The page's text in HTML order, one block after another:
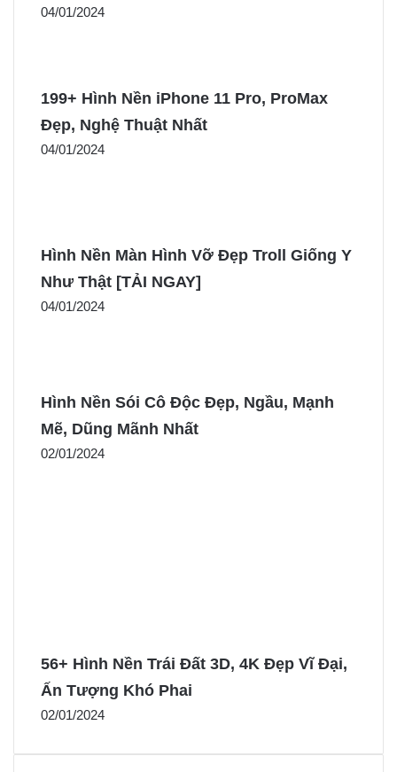
04/01/2024
199+ Hình Nền iPhone 11 Pro, ProMax
Đẹp, Nghệ Thuật Nhất
04/01/2024
Hình Nền Màn Hình Vỡ Đẹp Troll Giống Y
Như Thật [TẢI NGAY]
04/01/2024
Hình Nền Sói Cô Độc Đẹp, Ngầu, Mạnh
Mẽ, Dũng Mãnh Nhất
02/01/2024
56+ Hình Nền Trái Đất 3D, 4K Đẹp Vĩ Đại,
Ấn Tượng Khó Phai
02/01/2024